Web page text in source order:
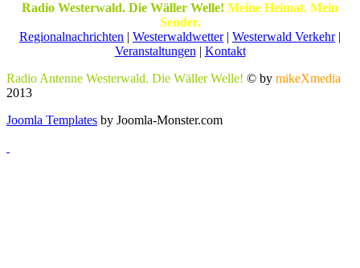
Radio Westerwald. Die Wäller Welle! Meine Heimat. Mein
Sender.
Regionalnachrichten | Westerwaldwetter| Westerwald Verkehr|
Veranstaltungen | Kontakt
Radio Antenne Westerwald. Die Wäller Welle! © by mikeXmedia
2013
Joomla Templates by Joomla-Monster.com